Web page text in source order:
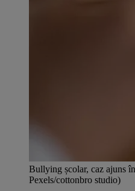
Bullying școlar, caz ajuns
Pexels/cottonbro studio)